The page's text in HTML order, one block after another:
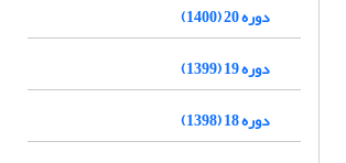
دوره 20 (1400)
دوره 19 (1399)
دوره 18 (1398)